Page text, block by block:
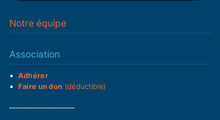
Notre équipe
Association
Adhérer
Faire un don (déductible)